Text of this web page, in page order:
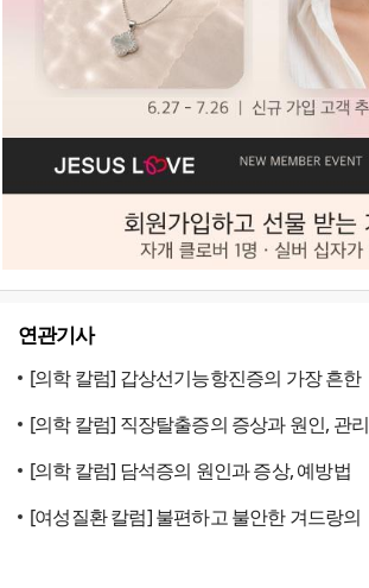
연관기사
[의학 칼럼] 갑상선기능항진증의 가장 흔한
[의학 칼럼] 직장탈출증의 증상과 원인, 관리
[의학 칼럼] 담석증의 원인과 증상, 예방법
[여성질환 칼럼] 불편하고 불안한 겨드랑의